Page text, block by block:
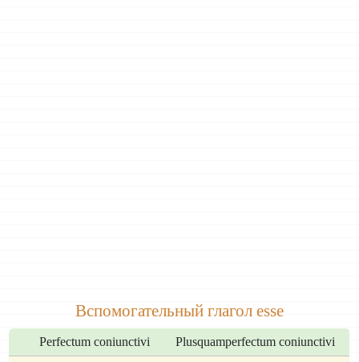
Вспомогательный глагол esse
Perfectum coniunctivi Plusquamperfectum coniunctivi